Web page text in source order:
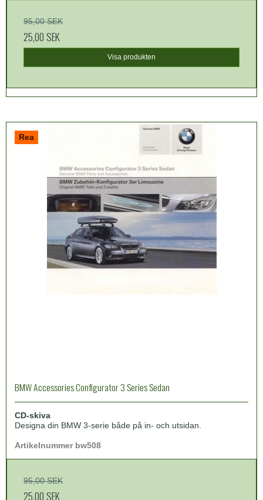
95,00 SEK
25,00 SEK
Visa produkten
Rea
BMW Accessories Configurator 3 Series Sedan
CD-skiva
Designa din BMW 3-serie både på in- och utsidan.
Artikelnummer bw508
95,00 SEK
25,00 SEK